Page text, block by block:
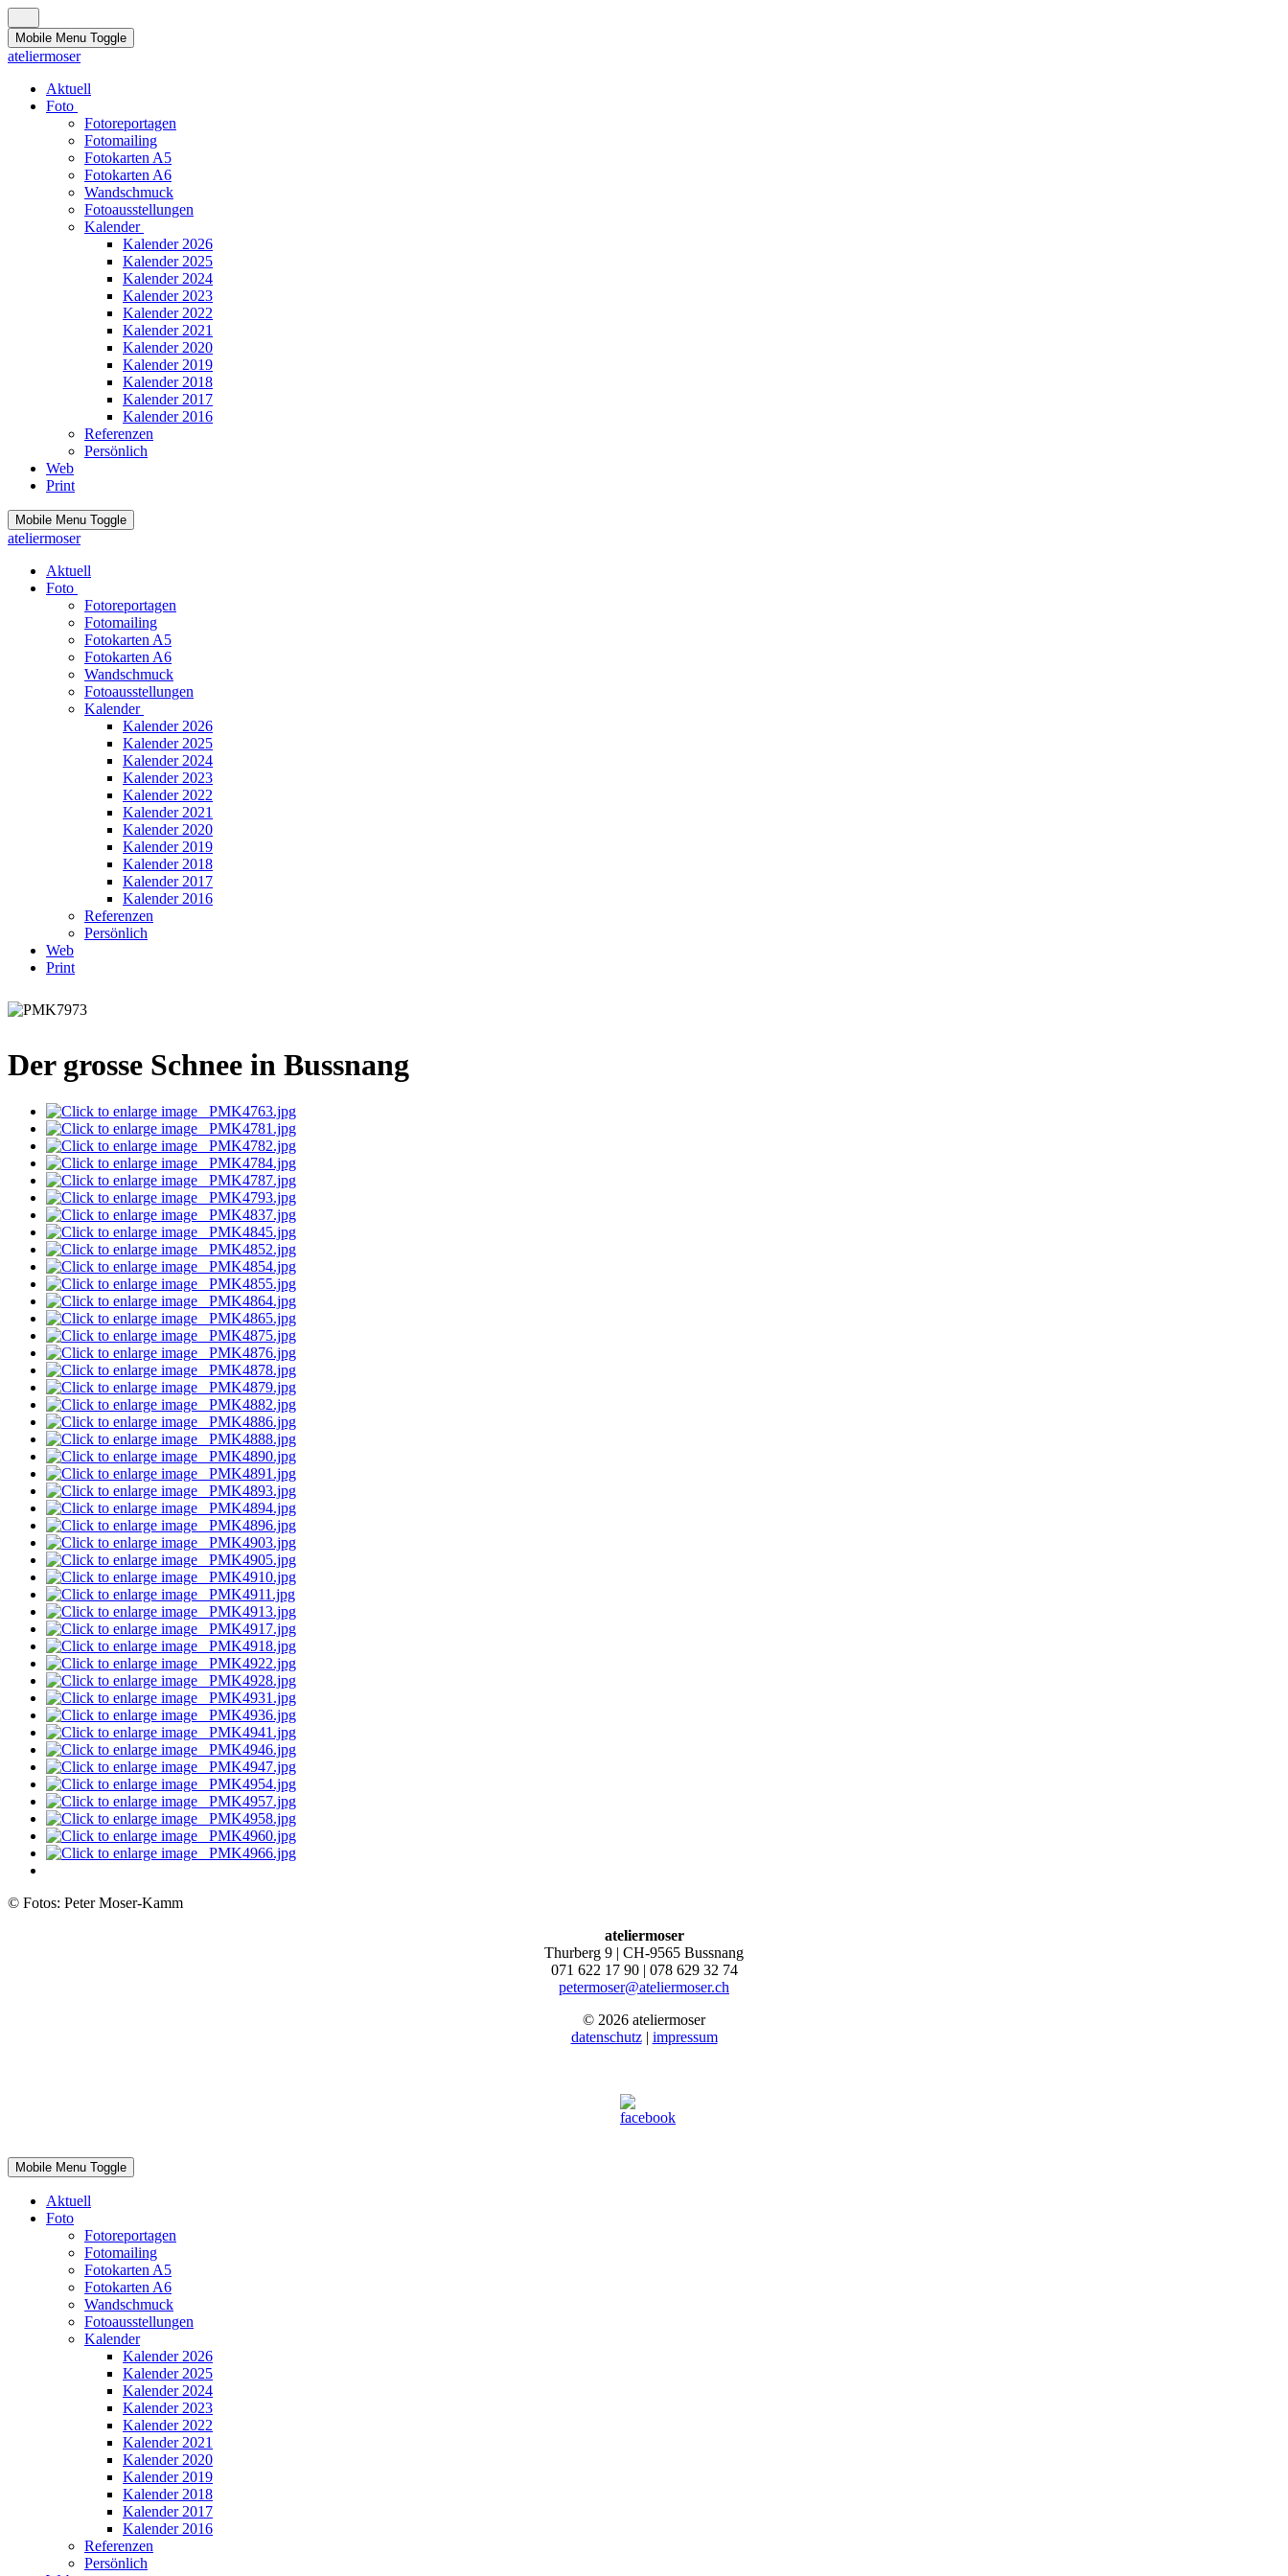
Mobile Menu Toggle
ateliermoser
Aktuell
Foto
Fotoreportagen
Fotomailing
Fotokarten A5
Fotokarten A6
Wandschmuck
Fotoausstellungen
Kalender
Kalender 2026
Kalender 2025
Kalender 2024
Kalender 2023
Kalender 2022
Kalender 2021
Kalender 2020
Kalender 2019
Kalender 2018
Kalender 2017
Kalender 2016
Referenzen
Persönlich
Web
Print
Mobile Menu Toggle
ateliermoser
Aktuell
Foto
Fotoreportagen
Fotomailing
Fotokarten A5
Fotokarten A6
Wandschmuck
Fotoausstellungen
Kalender
Kalender 2026
Kalender 2025
Kalender 2024
Kalender 2023
Kalender 2022
Kalender 2021
Kalender 2020
Kalender 2019
Kalender 2018
Kalender 2017
Kalender 2016
Referenzen
Persönlich
Web
Print
Der grosse Schnee in Bussnang
© Fotos: Peter Moser-Kamm
ateliermoser
Thurberg 9 | CH-9565 Bussnang
071 622 17 90 | 078 629 32 74
petermoser@ateliermoser.ch
© 2026 ateliermoser
datenschutz| impressum
Mobile Menu Toggle
Aktuell
Foto
Fotoreportagen
Fotomailing
Fotokarten A5
Fotokarten A6
Wandschmuck
Fotoausstellungen
Kalender
Kalender 2026
Kalender 2025
Kalender 2024
Kalender 2023
Kalender 2022
Kalender 2021
Kalender 2020
Kalender 2019
Kalender 2018
Kalender 2017
Kalender 2016
Referenzen
Persönlich